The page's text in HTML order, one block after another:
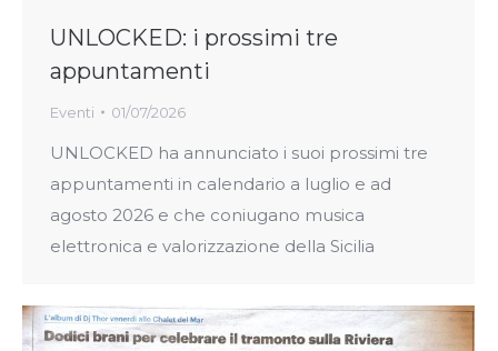
UNLOCKED: i prossimi tre
appuntamenti
Eventi 01/07/2026
UNLOCKED ha annunciato i suoi prossimi tre
appuntamenti in calendario a luglio e ad
agosto 2026 e che coniugano musica
elettronica e valorizzazione della Sicilia